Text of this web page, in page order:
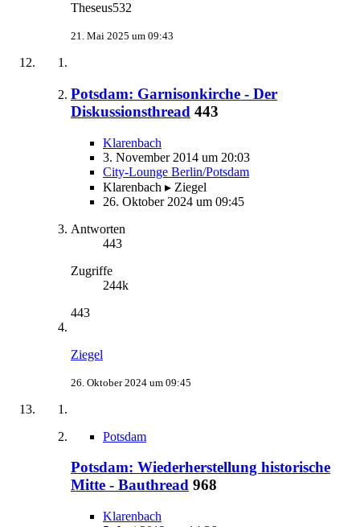
Theseus532
21. Mai 2025 um 09:43
Potsdam: Garnisonkirche - Der
Diskussionsthread 443
Klarenbach
3. November 2014 um 20:03
City-Lounge Berlin/Potsdam
Klarenbach ▸ Ziegel
26. Oktober 2024 um 09:45
Antworten
443
Zugriffe
244k
443
Ziegel
26. Oktober 2024 um 09:45
Potsdam
Potsdam: Wiederherstellung historische
Mitte - Bauthread 968
Klarenbach